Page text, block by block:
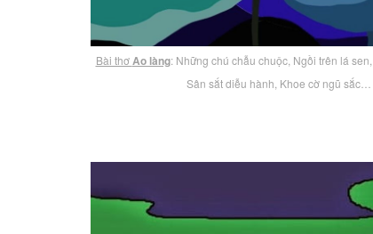
Bài thơ Ao làng: Những chú chẫu chuộc, Ngồi trên lá
Sân sắt diễu hành, Khoe cờ ngũ sắc…